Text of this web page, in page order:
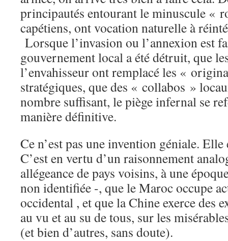
principautés entourant le minuscule «
capétiens, ont vocation naturelle à
Lorsque l’invasion ou l’annexion est
gouvernement local a été détruit, que
l’envahisseur ont remplacé les «
stratégiques, que des « collabos »
nombre suffisant, le piège infernal se
manière définitive.
Ce n’est pas une invention géniale. Elle
C’est en vertu d’un raisonnement
allégeance de pays voisins, à une
non identifiée -, que le Maroc occupe
occidental , et que la Chine exerce des
au vu et au su de tous, sur les
(et bien d’autres, sans doute).